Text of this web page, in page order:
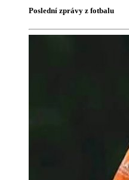
Poslední zprávy z fotbalu